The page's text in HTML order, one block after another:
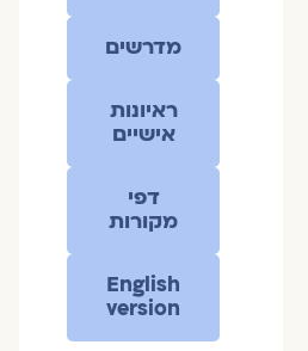
מדרשים
ראיונות
אישיים
דפי
מקורות
English
version